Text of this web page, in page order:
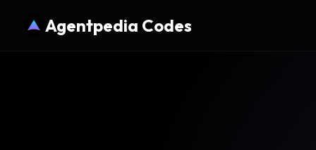
Agentpedia Codes